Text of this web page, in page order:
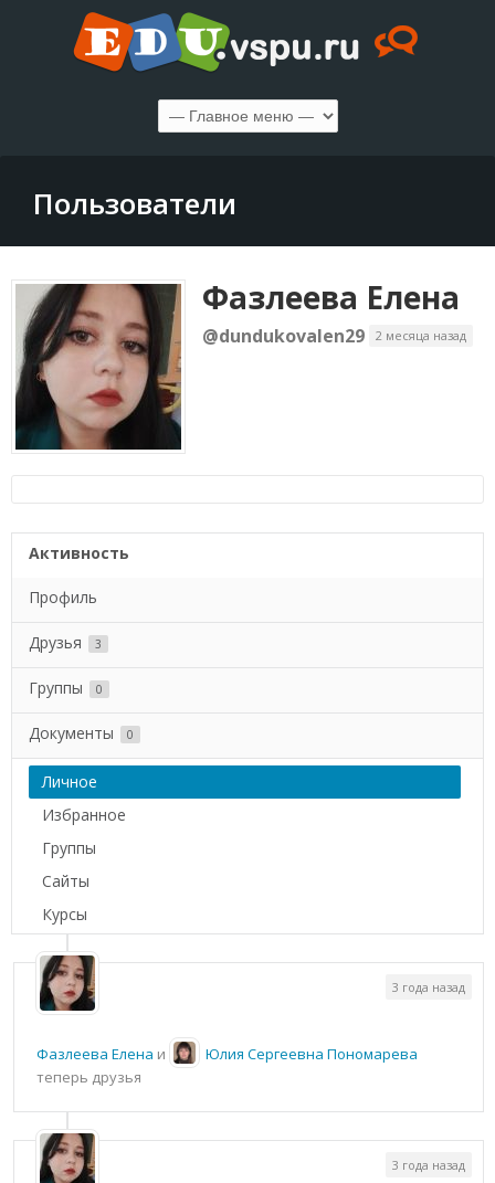
Пользователи
Фазлеева Елена
@dundukovalen29 2 месяца назад
Активность
Профиль
Друзья 3
Группы 0
Документы 0
Личное
Избранное
Группы
Сайты
Курсы
Фазлеева Елена и
Юлия Сергеевна Пономарева
теперь друзья
3 года назад
3 года назад